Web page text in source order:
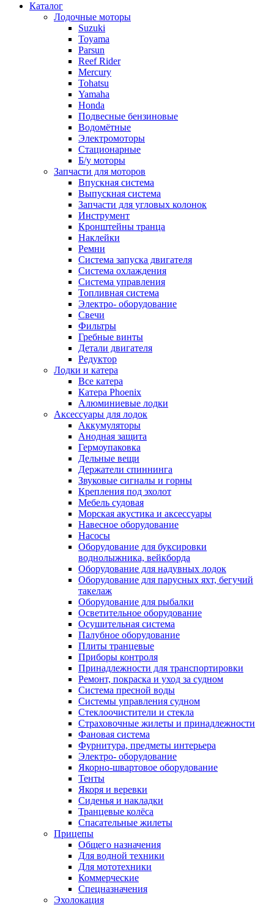
Каталог
Лодочные моторы
Suzuki
Toyama
Parsun
Reef Rider
Mercury
Tohatsu
Yamaha
Honda
Подвесные бензиновые
Водомётные
Электромоторы
Стационарные
Б/у моторы
Запчасти для моторов
Впускная система
Выпускная система
Запчасти для угловых колонок
Инструмент
Кронштейны транца
Наклейки
Ремни
Система запуска двигателя
Система охлаждения
Система управления
Топливная система
Электро- оборудование
Свечи
Фильтры
Гребные винты
Детали двигателя
Редуктор
Лодки и катера
Все катера
Катера Phoenix
Алюминиевые лодки
Аксессуары для лодок
Аккумуляторы
Анодная защита
Гермоупаковка
Дельные вещи
Держатели спиннинга
Звуковые сигналы и горны
Крепления под эхолот
Мебель судовая
Морская акустика и аксессуары
Навесное оборудование
Насосы
Оборудование для буксировки
воднолыжника, вейкборда
Оборудование для надувных лодок
Оборудование для парусных яхт, бегучий
такелаж
Оборудование для рыбалки
Осветительное оборудование
Осушительная система
Палубное оборудование
Плиты транцевые
Приборы контроля
Принадлежности для транспортировки
Ремонт, покраска и уход за судном
Система пресной воды
Системы управления судном
Стеклоочистители и стекла
Страховочные жилеты и принадлежности
Фановая система
Фурнитура, предметы интерьера
Электро- оборудование
Якорно-швартовое оборудование
Тенты
Якоря и веревки
Сиденья и накладки
Транцевые колёса
Спасательные жилеты
Прицепы
Общего назначения
Для водной техники
Для мототехники
Коммерческие
Спецназначения
Эхолокация